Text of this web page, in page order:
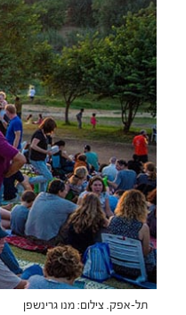
תל-אפק. צילום: מנו גרינשפן